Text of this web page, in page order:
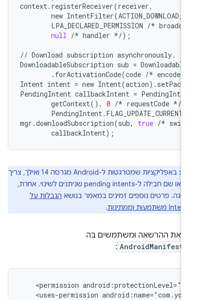
context.registerReceiver(receiver
new IntentFilter(
LPA_DECLARED_PERMISSION /*
null /* handler
// Download subscription asynchronously
DownloadableSubscription
sub =
.forActivationCode (code /*
Intent intent = new Intent(action).setPackage
PendingIntent callbackIntent = PendingIntent
getContext (), 0 /* requestCode
PendingIntent .FLAG_UPDATE_CURRENT
mgr.downloadSubscription (sub, true /*
callbackIntent
באפליקציות שמטרגטות ל-Android מגרסה 14 ואילך, צריך
לציין רכיב או שם חבילה ל-pending intents שניתנים לשינוי. אחרת,
חריגה. פרטים נוספים זמינים במאמר בנושא הגבלות על
.
את ההרשאה ומשתמשים בה
:
<permission
<uses-permission